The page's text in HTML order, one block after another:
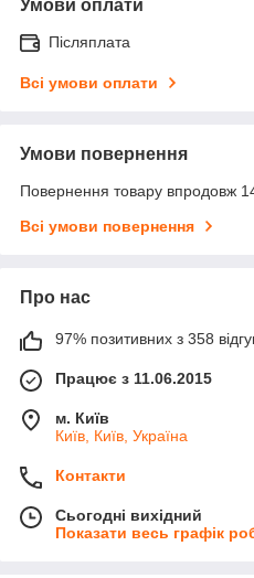
Умови оплати
Післяплата
Всі умови оплати
Умови повернення
Повернення товару впродовж
Всі умови повернення
Про нас
97% позитивних з 358
Працює з 11.06.2015
м. Київ
Київ, Київ, Україна
Контакти
Сьогодні вихідний
Показати весь графік